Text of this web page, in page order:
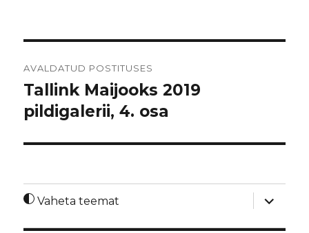
AVALDATUD POSTITUSES
Tallink Maijooks 2019
pildigalerii, 4. osa
Vaheta teemat
laienda